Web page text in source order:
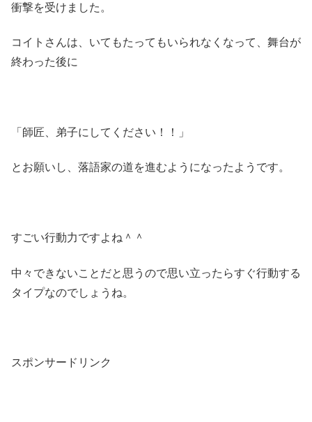
衝撃を受けました。
コイトさんは、いてもたってもいられなくなって、舞台が
終わった後に
「師匠、弟子にしてください！！」
とお願いし、落語家の道を進むようになったようです。
すごい行動力ですよね＾＾
中々できないことだと思うので思い立ったらすぐ行動する
タイプなのでしょうね。
スポンサードリンク